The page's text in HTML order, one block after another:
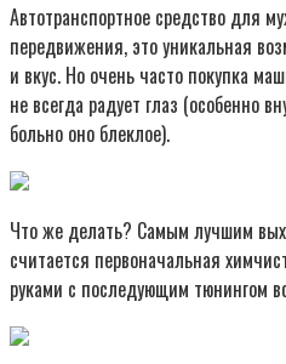
Автотранспортное средство для
передвижения, это уникальная
и вкус. Но очень часто покупка
не всегда радует глаз (особенно
больно оно блеклое).
Что же делать? Самым лучшим
считается первоначальная
руками с последующим тюнингом